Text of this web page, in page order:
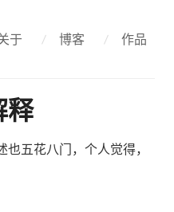
于 / 博客 / 作品
释
五花八门，个人觉得，